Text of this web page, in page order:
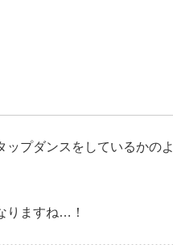
プダンスをしているかのよ
りますね…！